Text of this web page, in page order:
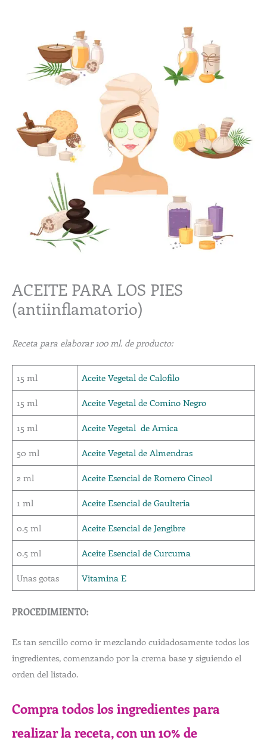
VISITA EL BLOG
ACEITE PARA LOS PIES
(antiinflamatorio)
Receta para elaborar 100 ml. de producto:
15 ml Aceite Vegetal de Calofilo
15 ml Aceite Vegetal de Comino Negro
15 ml Aceite Vegetal de Arnica
50 ml Aceite Vegetal de Almendras
2 ml Aceite Esencial de Romero Cineol
1 ml Aceite Esencial de Gaulteria
0.5 ml Aceite Esencial de Jengibre
0.5 ml Aceite Esencial de Curcuma
Unas gotas Vitamina E
PROCEDIMIENTO:
Es tan sencillo como ir mezclando cuidadosamente todos los
ingredientes, comenzando por la crema base y siguiendo el
orden del listado.
Compra todos los ingredientes para
realizar la receta, con un 10% de